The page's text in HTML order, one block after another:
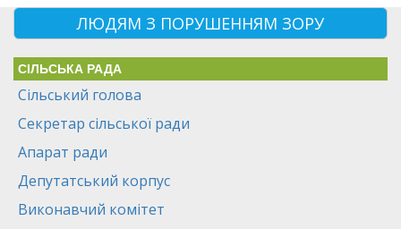
ЛЮДЯМ З ПОРУШЕННЯМ ЗОРУ
СІЛЬСЬКА РАДА
Сільський голова
Секретар сільської ради
Апарат ради
Депутатський корпус
Виконавчий комітет